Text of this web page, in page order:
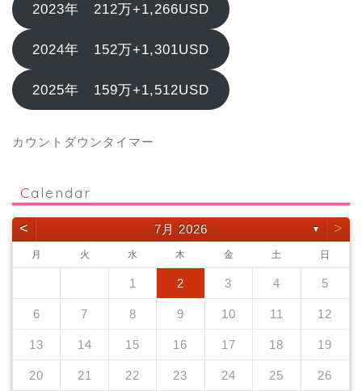
2023年 212万+1,266USD
2024年 152万+1,301USD
2025年 159万+1,512USD
カウントダウンタイマー
Calendar
< 7月 2026 ▼ >
月 火 水 木 金 土 日
1 2 3 4 5
6 7 8 9 10 11 12
13 14 15 16 17 18 19
20 21 22 23 24 25 26